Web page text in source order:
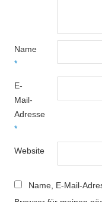
Name
*
E-
Mail-
Adresse
*
Website
Name, E-Mail-